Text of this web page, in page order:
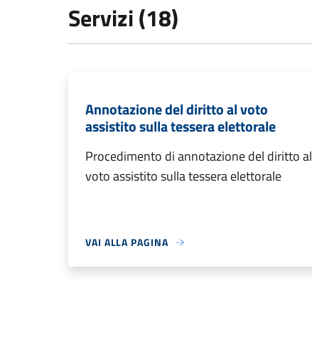
Servizi (18)
Annotazione del diritto al voto
assistito sulla tessera elettorale
Procedimento di annotazione del diritto al
voto assistito sulla tessera elettorale
VAI ALLA PAGINA